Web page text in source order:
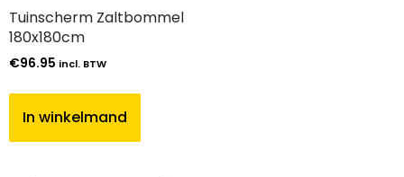
Tuinscherm Zaltbommel
180x180cm
€96.95 incl. BTW
In winkelmand